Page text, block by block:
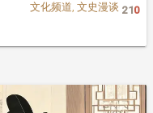
文化频道,文史漫谈 210